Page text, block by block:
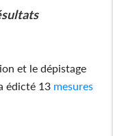
et le dépistage
édicté 13 mesures